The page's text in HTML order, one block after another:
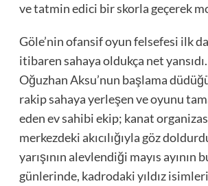
ve tatmin edici bir skorla geçerek
Göle’nin ofansif oyun felsefesi ilk
itibaren sahaya oldukça net
Oğuzhan Aksu’nun başlama
rakip sahaya yerleşen ve oyunu
eden ev sahibi ekip; kanat
merkezdeki akıcılığıyla göz
yarışının alevlendiği mayıs ayının
günlerinde, kadrodaki yıldız